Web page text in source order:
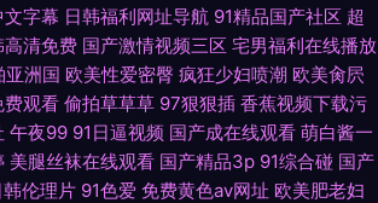
字幕 日韩福利网址导航 91精品国产社区 超
高清免费 国产激情视频三区 宅男福利在线播放
亚洲国 欧美性爱密臀 疯狂少妇喷潮 欧美肏屄
费观看 偷拍草草草 97狠狠插 香蕉视频下载污
午夜99 91日逼视频 国产成在线观看 萌白酱一
美腿丝袜在线观看 国产精品3p 91综合碰 国产
韩伦理片 91色爱 免费黄色av网址 欧美肥老妇